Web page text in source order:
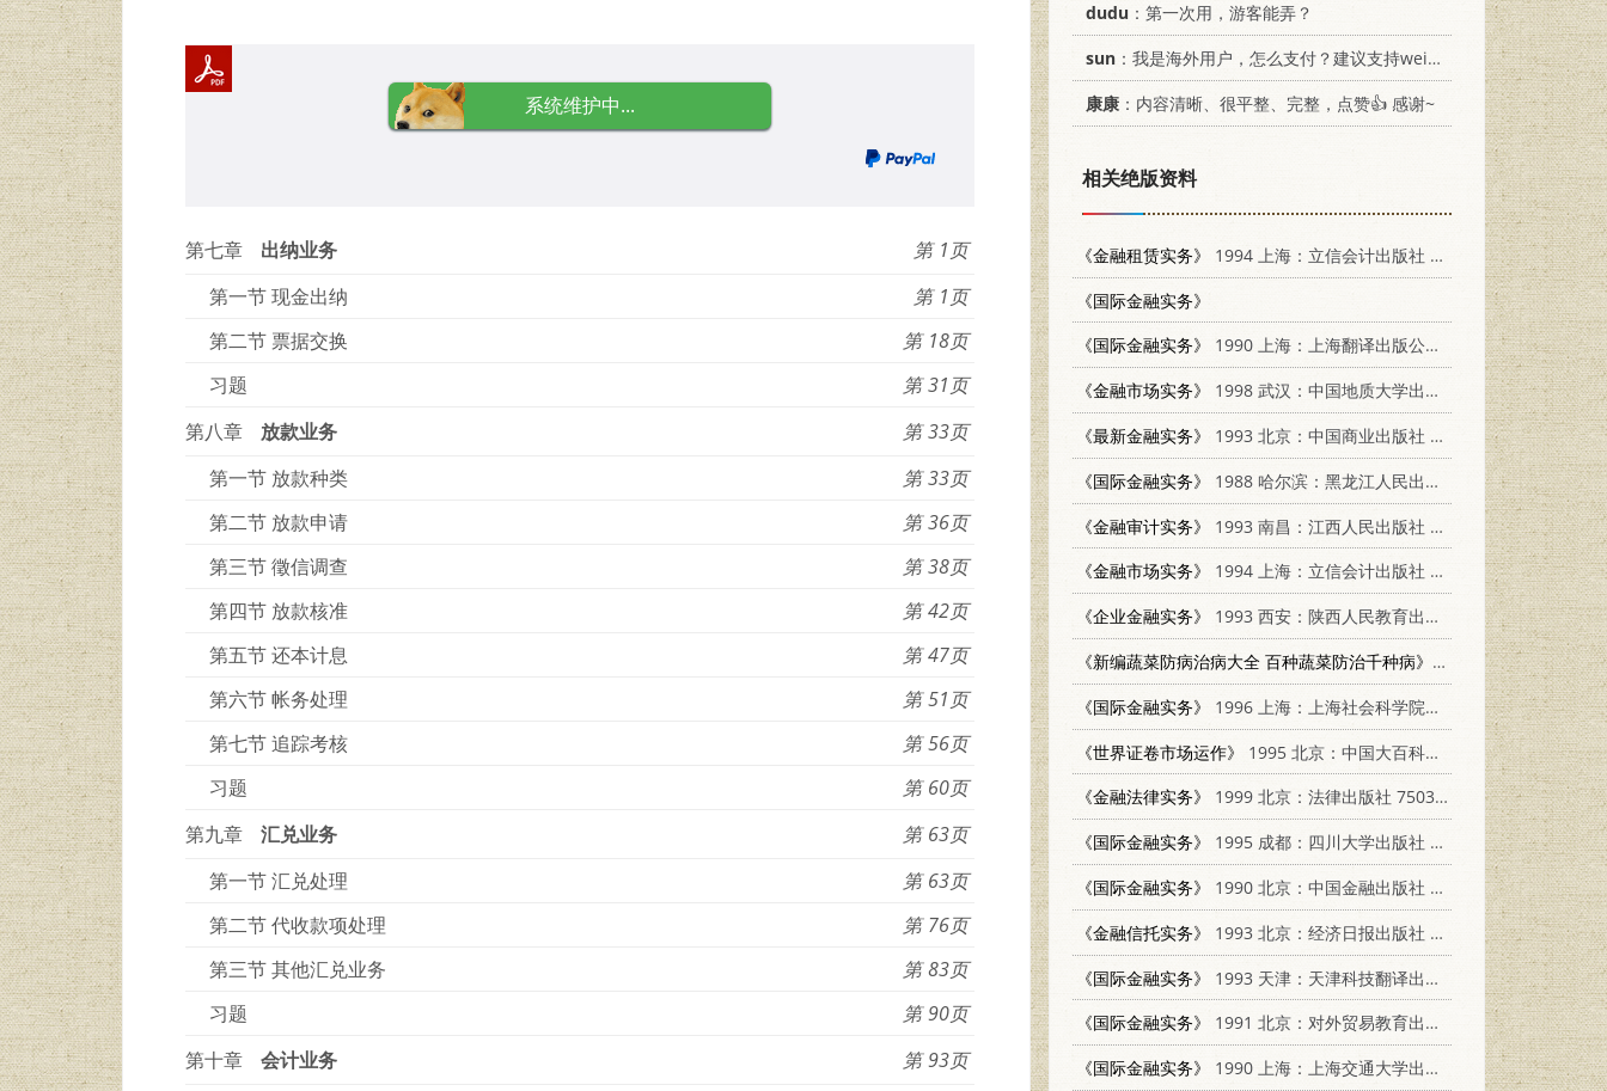
系统维护中...
第七章 出纳业务
1
第一节 现金出纳
1
第二节 票据交换
18
习题
31
第八章
放款业务
33
第一节 放款种类
33
第二节 放款申请
36
第三节 徵信调查
38
第四节 放款核准
42
第五节 还本计息
47
第六节 帐务处理
51
第七节 追踪考核
56
习题
60
第九章
汇兑业务
63
第一节 汇兑处理
63
第二节 代收款项处理
76
第三节 其他汇兑业务
83
习题
90
第十章
会计业务
93
dudu ：第一次用，游客能弄？
sun ：我是海外用户，怎么支付？建议支持weixin支付
康康 ：内容清晰、很平整、完整，点赞👍 感谢~
相关绝版资料
《金融租赁实务》
1994 上海：立信会计出版社 7542901931
《国际金融实务》
《国际金融实务》
1990 上海：上海翻译出版公司 7805141045
《金融市场实务》
1998 武汉：中国地质大学出版社 7562513147
《最新金融实务》
1993 北京：中国商业出版社 7504419885
《国际金融实务》
1988 哈尔滨：黑龙江人民出版社 7207007906
《金融审计实务》
1993 南昌：江西人民出版社 7210011978
《金融市场实务》
1994 上海：立信会计出版社 7542901923
《企业金融实务》
1993 西安：陕西人民教育出版社 7541949442
《新编蔬菜防病治病大全 百种蔬菜防治千种病》
1995 北京：北京师范
《国际金融实务》
1996 上海：上海社会科学院出版社 7806181830
《世界证卷市场运作》
1995 北京：中国大百科全书出版社 7500054803
《金融法律实务》
1999 北京：法律出版社 7503626852
《国际金融实务》
1995 成都：四川大学出版社 756141157X
《国际金融实务》
1990 北京：中国金融出版社 7504906298
《金融信托实务》
1993 北京：经济日报出版社 7800367983
《国际金融实务》
1993 天津：天津科技翻译出版公司 754330368X
《国际金融实务》
1991 北京：对外贸易教育出版社 7810004611
《国际金融实务》
1990 上海：上海交通大学出版社 7313006802